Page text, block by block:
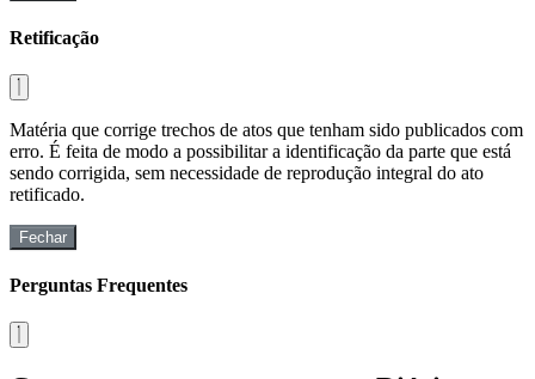
Retificação
Matéria que corrige trechos de atos que tenham sido publicados com
erro. É feita de modo a possibilitar a identificação da parte que está
sendo corrigida, sem necessidade de reprodução integral do ato
retificado.
Fechar
Perguntas Frequentes